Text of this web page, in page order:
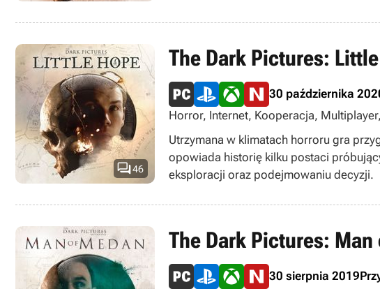
46
The Dark Pictures:
30 października
Horror, Internet, Kooperacja,
multiplayer
Utrzymana w klimatach horroru gra
opowiada historię kilku postaci
eksploracji oraz podejmowaniu decyzji.
The Dark Pictures: Man
30 sierpnia 2019